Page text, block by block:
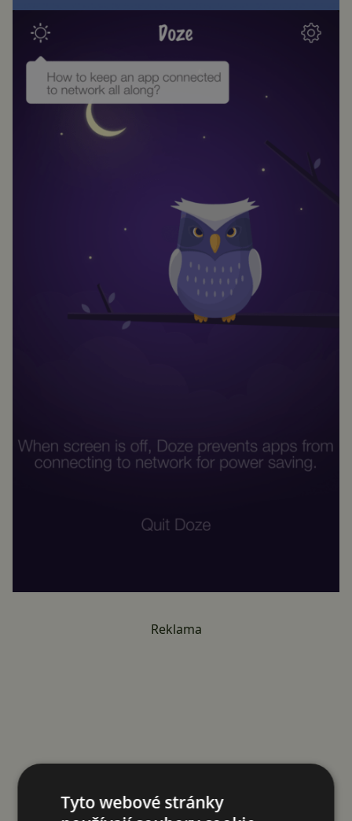
Reklama
Tyto webové stránky